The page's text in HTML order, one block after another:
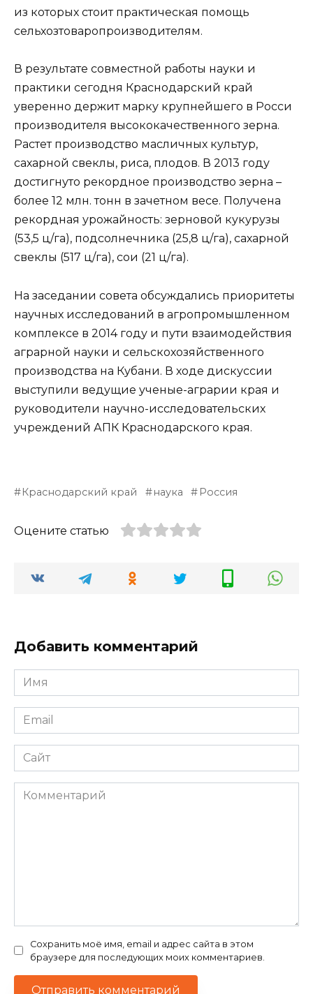
из которых стоит практическая помощь
сельхозтоваропроизводителям.
В результате совместной работы науки и
практики сегодня Краснодарский край
уверенно держит марку крупнейшего в Росси
производителя высококачественного зерна.
Растет производство масличных культур,
сахарной свеклы, риса, плодов. В 2013 году
достигнуто рекордное производство зерна –
более 12 млн. тонн в зачетном весе. Получена
рекордная урожайность: зерновой кукурузы
(53,5 ц/га), подсолнечника (25,8 ц/га), сахарной
свеклы (517 ц/га), сои (21 ц/га).
На заседании совета обсуждались приоритеты
научных исследований в агропромышленном
комплексе в 2014 году и пути взаимодействия
аграрной науки и сельскохозяйственного
производства на Кубани. В ходе дискуссии
выступили ведущие ученые-аграрии края и
руководители научно-исследовательских
учреждений АПК Краснодарского края.
Краснодарский край наука Россия
Оцените статью
Добавить комментарий
Имя
*
Email
*
Сайт
Комментарий
Сохранить моё имя, email и адрес сайта в этом
браузере для последующих моих комментариев.